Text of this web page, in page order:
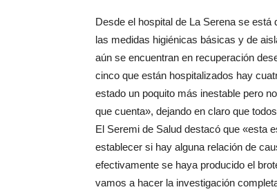
Desde el hospital de La Serena se
las medidas higiénicas básicas y de
aún se encuentran en recuperación
cinco que están hospitalizados hay
estado un poquito más inestable pero
que cuenta», dejando en claro que
El Seremi de Salud destacó que «esta
establecer si hay alguna relación de
efectivamente se haya producido el
vamos a hacer la investigación